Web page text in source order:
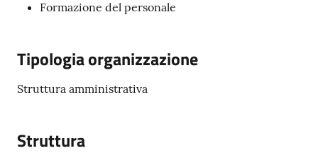
Formazione del personale
Tipologia organizzazione
Struttura amministrativa
Struttura